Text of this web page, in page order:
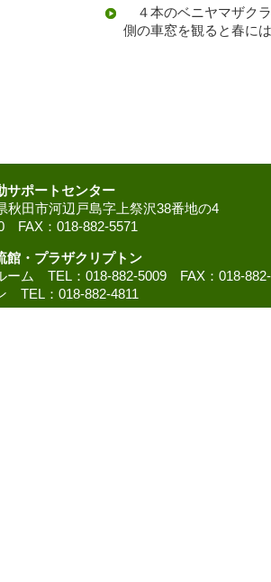
４本のベニヤマザク
側の車窓を観ると春に
サポートセンター
田市河辺戸島字上祭沢38番地の4
FAX：018-882-5571
館・プラザクリプトン
ーム TEL：018-882-5009 FAX：018-
TEL：018-882-4811